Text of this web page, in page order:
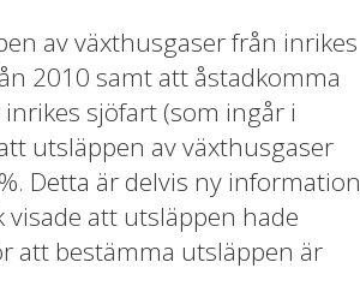
av växthusgaser från inrikes
2010 samt att åstadkomma
sjöfart (som ingår i
utsläppen av växthusgaser
Detta är delvis ny information
att utsläppen hade
att bestämma utsläppen är